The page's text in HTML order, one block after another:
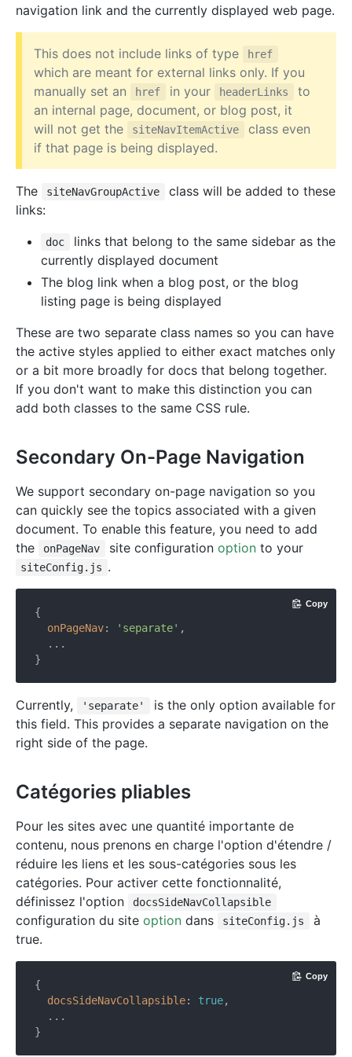
navigation link and the currently displayed web page.
This does not include links of type href
which are meant for external links only. If you
manually set an
href in your headerLinks
to
an internal page, document, or blog post, it
will not get the
siteNavItemActive
class even
if that page is being displayed.
The siteNavGroupActive
class will be added to these
links:
doc
links that belong to the same sidebar as the
currently displayed document
The blog link when a blog post, or the blog
listing page is being displayed
These are two separate class names so you can have
the active styles applied to either exact matches only
or a bit more broadly for docs that belong together.
If you don't want to make this distinction you can
add both classes to the same CSS rule.
Secondary On-Page Navigation
We support secondary on-page navigation so you
can quickly see the topics associated with a given
document. To enable this feature, you need to add
the
onPageNav site configuration optionto your
siteConfig.js .
{
onPageNav: 'separate' ,
  ...
Copy
Currently, 'separate'
is the only option available for
this field. This provides a separate navigation on the
right side of the page.
Catégories pliables
Pour les sites avec une quantité importante de
contenu, nous prenons en charge l'option d'étendre /
réduire les liens et les sous-catégories sous les
catégories. Pour activer cette fonctionnalité,
définissez l'option
docsSideNavCollapsible
configuration du site option dans siteConfig.js
à
true.
{
docsSideNavCollapsible: true,
  ...
Copy